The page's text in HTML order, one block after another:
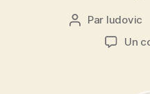
Auteur
l’article
Par ludovic
Un